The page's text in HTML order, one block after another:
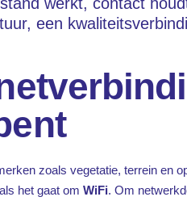
een
zoals vegetatie, terrein en
het gaat om WiFi. Om